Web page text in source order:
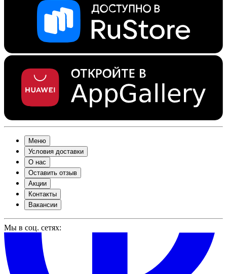
Меню
Условия доставки
О нас
Оставить отзыв
Акции
Контакты
Вакансии
Мы в соц. сетях: